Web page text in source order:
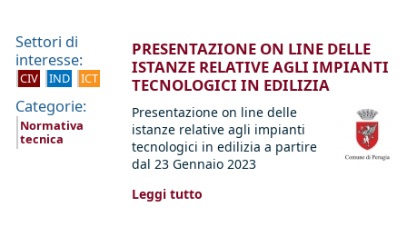
Settori di
interesse:
CIV IND ICT
Categorie:
Normativa
tecnica
PRESENTAZIONE ON LINE DELLE
ISTANZE RELATIVE AGLI IMPIANTI
TECNOLOGICI IN EDILIZIA
Presentazione on line delle
istanze relative agli impianti
tecnologici in edilizia a partire
dal 23 Gennaio 2023
Leggi tutto